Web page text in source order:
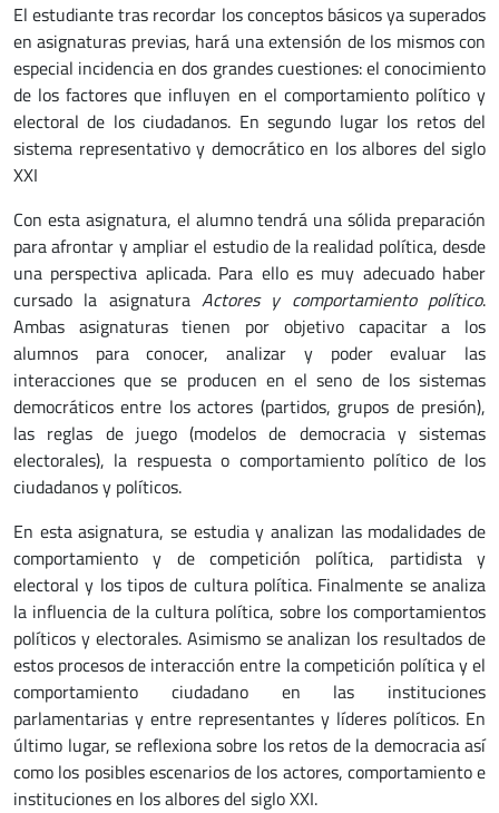
El estudiante tras recordar los conceptos básicos ya superados
en asignaturas previas, hará una extensión de los mismos con
especial incidencia en dos grandes cuestiones: el conocimiento
de los factores que influyen en el comportamiento político y
electoral de los ciudadanos. En segundo lugar los retos del
sistema representativo y democrático en los albores del siglo
XXI
Con esta asignatura, el alumno tendrá una sólida preparación
para afrontar y ampliar el estudio de la realidad política, desde
una perspectiva aplicada. Para ello es muy adecuado haber
cursado la asignatura Actores y comportamiento político.
Ambas asignaturas tienen por objetivo capacitar a los
alumnos para conocer, analizar y poder evaluar las
interacciones que se producen en el seno de los sistemas
democráticos entre los actores (partidos, grupos de presión),
las reglas de juego (modelos de democracia y sistemas
electorales), la respuesta o comportamiento político de los
ciudadanos y políticos.
En esta asignatura, se estudia y analizan las modalidades de
comportamiento y de competición política, partidista y
electoral y los tipos de cultura política. Finalmente se analiza
la influencia de la cultura política, sobre los comportamientos
políticos y electorales. Asimismo se analizan los resultados de
estos procesos de interacción entre la competición política y el
comportamiento ciudadano en las instituciones
parlamentarias y entre representantes y líderes políticos. En
último lugar, se reflexiona sobre los retos de la democracia así
como los posibles escenarios de los actores, comportamiento e
instituciones en los albores del siglo XXI.